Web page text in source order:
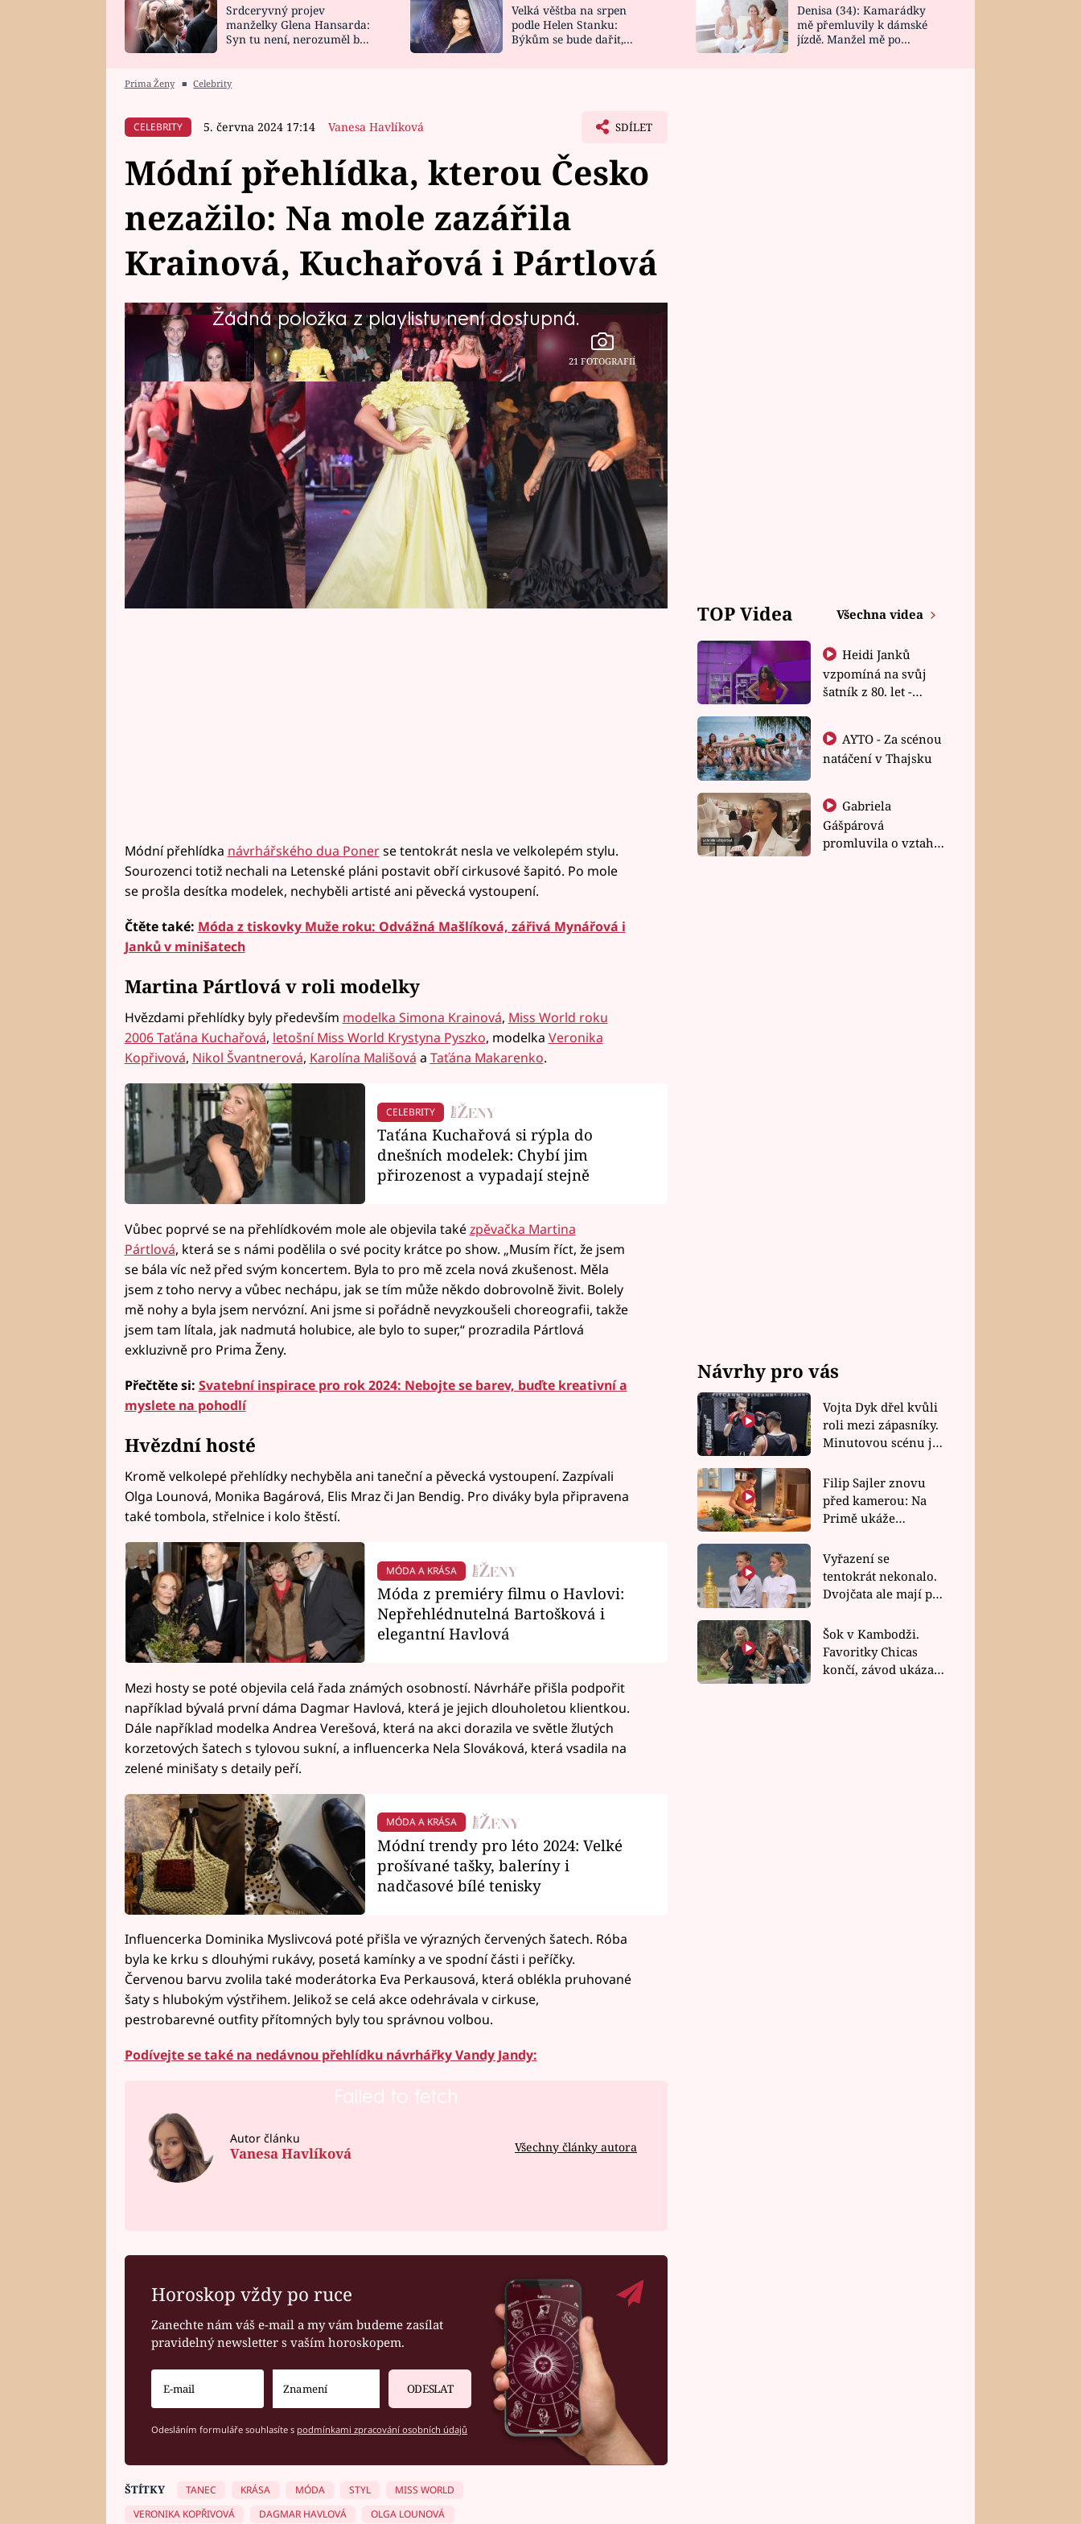
HOROSKOP NA
CELEBRITY
VAŘENÍ
NOVINKY
VIDEORECEPTY
DESIGN
Srdceryvný projev
manželky Glena Hansarda:
Syn tu není, nerozuměl by
Velká věštba na srpen
podle Helen Stanku:
Býkům se bude dařit,
Denisa (34): Kamarádky
mě přemluvily k dámské
jízdě. Manžel mě po
Prima Ženy ■ Celebrity
CELEBRITY 5. června 2024 17:14 Vanesa Havlíková SDÍLET
Módní přehlídka, kterou Česko
nezažilo: Na mole zazářila
Krainová, Kuchařová i Pártlová
Žádná položka z playlistu není dostupná.
21 FOTOGRAFIÍ
Sourozenci Nikol a Jakub Ponerovi patří k nejúspěšnějším návrhářům
u nás. K 10. výročí svojí tvorby uspořádali velkolepou show, kterou
Česko nepamatuje. Akci si nenechala ujít řada známých osobností. Na
mole se prošly Simona Krainová (51), Taťána Kuchařová (36) i Martina
Pártlová (45). Mezi hosty se poté objevily například Dagmar Havlová
(71), Andrea Verešová (43) či Dominika Myslivcová (29).
Módní přehlídka návrhářského dua Ponerse tentokrát nesla ve velkolepém stylu.
Sourozenci totiž nechali na Letenské pláni postavit obří cirkusové šapitó. Po mole
se prošla desítka modelek, nechyběli artisté ani pěvecká vystoupení.
Čtěte také: Móda z tiskovky Muže roku: Odvážná Mašlíková, zářivá Mynářová i
Janků v minišatech
Martina Pártlová v roli modelky
Hvězdami přehlídky byly především modelka Simona Krainová, Miss World roku
2006 Taťána Kuchařová, letošní Miss World Krystyna Pyszko, modelka Veronika
Kopřivová, Nikol Švantnerová, Karolína Mališová a Taťána Makarenko.
CELEBRITY
Taťána Kuchařová si rýpla do
dnešních modelek: Chybí jim
přirozenost a vypadají stejně
Vůbec poprvé se na přehlídkovém mole ale objevila takézpěvačka Martina
Pártlová, která se s námi podělila o své pocity krátce po show. „Musím říct, že jsem
se bála víc než před svým koncertem. Byla to pro mě zcela nová zkušenost. Měla
jsem z toho nervy a vůbec nechápu, jak se tím může někdo dobrovolně živit. Bolely
mě nohy a byla jsem nervózní. Ani jsme si pořádně nevyzkoušeli choreografii, takže
jsem tam lítala, jak nadmutá holubice, ale bylo to super,“ prozradila Pártlová
exkluzivně pro Prima Ženy.
Přečtěte si: Svatební inspirace pro rok 2024: Nebojte se barev, buďte kreativní a
myslete na pohodlí
Hvězdní hosté
Kromě velkolepé přehlídky nechyběla ani taneční a pěvecká vystoupení. Zazpívali
Olga Lounová, Monika Bagárová, Elis Mraz či Jan Bendig. Pro diváky byla připravena
také tombola, střelnice i kolo štěstí.
MÓDA A KRÁSA
Móda z premiéry filmu o Havlovi:
Nepřehlédnutelná Bartošková i
elegantní Havlová
Mezi hosty se poté objevila celá řada známých osobností. Návrháře přišla podpořit
například bývalá první dáma Dagmar Havlová, která je jejich dlouholetou klientkou.
Dále například modelka Andrea Verešová, která na akci dorazila ve světle žlutých
korzetových šatech s tylovou sukní, a influencerka Nela Slováková, která vsadila na
zelené minišaty s detaily peří.
MÓDA A KRÁSA
Módní trendy pro léto 2024: Velké
prošívané tašky, baleríny i
nadčasové bílé tenisky
Influencerka Dominika Myslivcová poté přišla ve výrazných červených šatech. Róba
byla ke krku s dlouhými rukávy, posetá kamínky a ve spodní části i peříčky.
Červenou barvu zvolila také moderátorka Eva Perkausová, která oblékla pruhované
šaty s hlubokým výstřihem. Jelikož se celá akce odehrávala v cirkuse,
pestrobarevné outfity přítomných byly tou správnou volbou.
Podívejte se také na nedávnou přehlídku návrhářky Vandy Jandy:
Failed to fetch
Autor článku
Vanesa Havlíková Všechny články autora
Horoskop vždy po ruce
Zanechte nám váš e-mail a my vám budeme zasílat
pravidelný newsletter s vaším horoskopem.
ODESLAT
Odesláním formuláře souhlasíte s podmínkami zpracování osobních údajů
ŠTÍTKY TANEC KRÁSA MÓDA STYL
MISS WORLD
VERONIKA KOPŘIVOVÁ
DAGMAR HAVLOVÁ OLGA LOUNOVÁ
TOP Videa Všechna videa
Heidi Janků
vzpomíná na svůj
šatník z 80. let -
natáčení v Thajsku
Gabriela
Gášpárová
promluvila o vztahu
Návrhy pro vás
Vojta Dyk dřel kvůli
roli mezi zápasníky.
Minutovou scénu jel
Filip Sajler znovu
před kamerou: Na
Primě ukáže
rychlé recepty
Vyřazení se
tentokrát nekonalo.
Dvojčata ale mají po
závodu nůž na krku
Šok v Kambodži.
Favoritky Chicas
končí, závod ukázal